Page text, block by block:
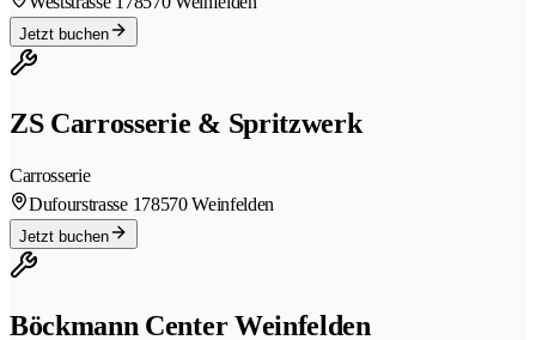
Jetzt buchen
ZS Carrosserie & Spritzwerk
Carrosserie
Dufourstrasse 178570 Weinfelden
Jetzt buchen
Böckmann Center Weinfelden